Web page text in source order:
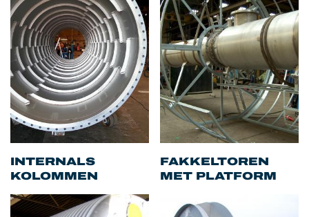
INTERNALS
KOLOMMEN
FAKKELTOREN
MET PLATFORM